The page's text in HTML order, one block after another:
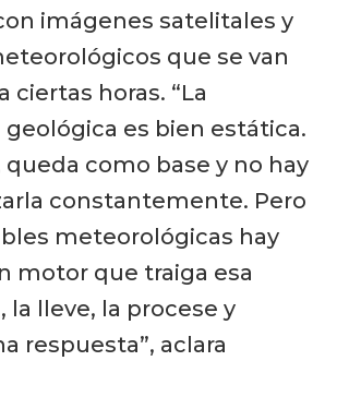
imágenes satelitales y
que se van
ciertas horas. “La
es bien estática.
queda como base y no hay
constantemente. Pero
meteorológicas hay
motor que traiga esa
la lleve, la procese y
respuesta”, aclara